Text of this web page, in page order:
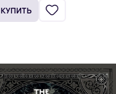
КУПИТЬ